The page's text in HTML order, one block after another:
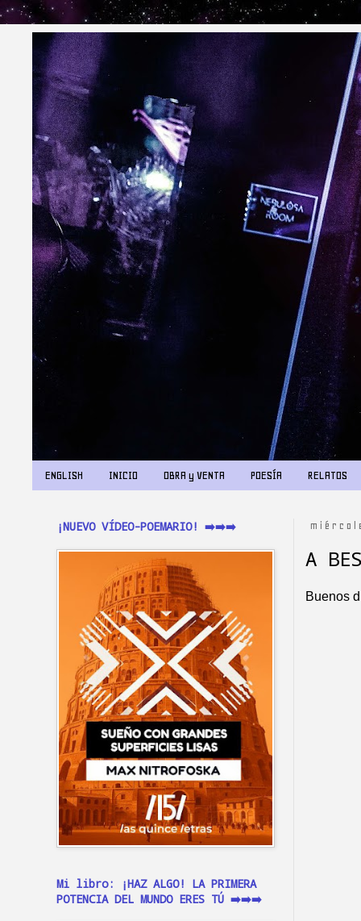
ENGLISH INICIO OBRA y VENTA POESÍA RELATOS
A
Buenos
¡NUEVO VÍDEO-POEMARIO! ➡️➡️➡️
Mi libro: ¡HAZ ALGO! LA PRIMERA
POTENCIA DEL MUNDO ERES TÚ ➡️➡️➡️